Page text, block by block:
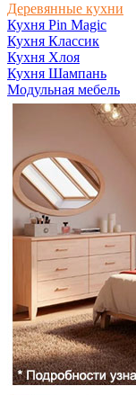
Деревянные кухни
Кухня Pin Magic
Кухня Классик
Кухня Хлоя
Кухня Шампань
Модульная мебель